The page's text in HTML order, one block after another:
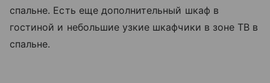
спальне. Есть еще дополнительный шкаф в
гостиной и небольшие узкие шкафчики в зоне ТВ в
спальне.